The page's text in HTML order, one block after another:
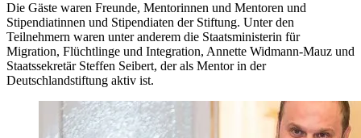
Die Gäste waren Freunde, Mentorinnen und Mentoren und
Stipendiatinnen und Stipendiaten der Stiftung. Unter den
Teilnehmern waren unter anderem die Staatsministerin für
Migration, Flüchtlinge und Integration, Annette Widmann-Mauz und
Staatssekretär Steffen Seibert, der als Mentor in der
Deutschlandstiftung aktiv ist.